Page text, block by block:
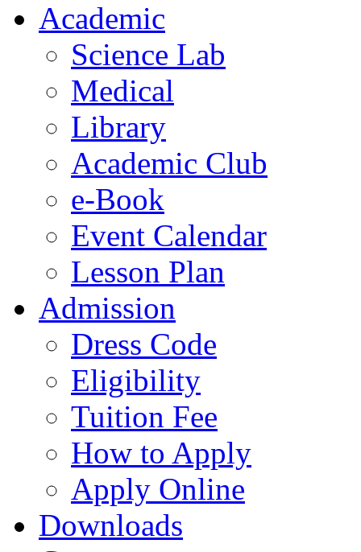
Academic
Science Lab
Medical
Library
Academic Club
e-Book
Event Calendar
Lesson Plan
Admission
Dress Code
Eligibility
Tuition Fee
How to Apply
Apply Online
Downloads